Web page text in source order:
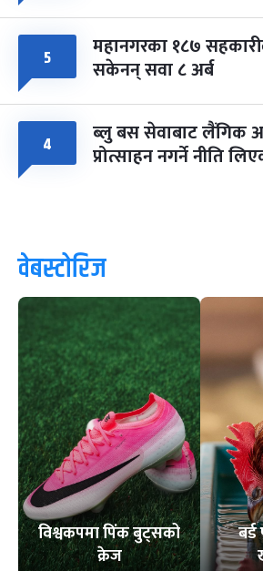
५ महानगरका १८७
सकेनन् सवा ८ अर्ब
४ ब्लु बस सेवाबाट लैंगिक
प्रोत्साहन नगर्ने नीति
वेबस्टोरिज
विश्वकपमा पिंक बुट्सको
क्रेज